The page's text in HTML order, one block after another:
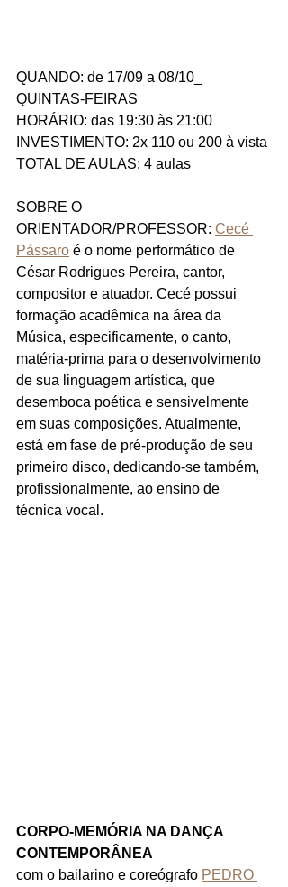
QUANDO: de 17/09 a 08/10_
QUINTAS-FEIRAS
HORÁRIO: das 19:30 às 21:00
INVESTIMENTO: 2x 110 ou 200 à vista
TOTAL DE AULAS: 4 aulas
SOBRE O
ORIENTADOR/PROFESSOR: Cecé
Pássaro é o nome performático de
César Rodrigues Pereira, cantor,
compositor e atuador. Cecé possui
formação acadêmica na área da
Música, especificamente, o canto,
matéria-prima para o desenvolvimento
de sua linguagem artística, que
desemboca poética e sensivelmente
em suas composições. Atualmente,
está em fase de pré-produção de seu
primeiro disco, dedicando-se também,
profissionalmente, ao ensino de
técnica vocal.
CORPO-MEMÓRIA NA DANÇA
CONTEMPORÂNEA
com o bailarino e coreógrafo PEDRO